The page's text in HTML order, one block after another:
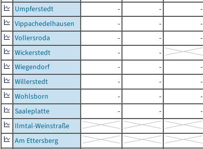
Umpferstedt
- - -
Vippachedelhausen
- - -
Vollersroda
- - -
Wickerstedt
-
-
Wiegendorf
- - -
Willerstedt
- -
-
Wohlsborn
- - -
Saaleplatte
- - -
Ilmtal-Weinstraße
Am Ettersberg